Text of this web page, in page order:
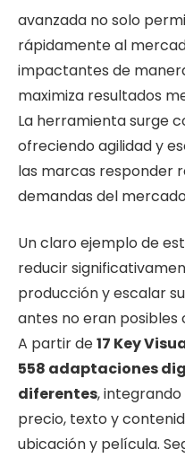
avanzada no solo
rápidamente al
impactantes de
maximiza resultados
La herramienta surge
ofreciendo agilidad y
las marcas responder
demandas del
Un claro ejemplo de
reducir
producción y escalar
antes no eran posibles
A partir de17 Key
558 adaptaciones
diferentes,
precio, texto y
ubicación y película.